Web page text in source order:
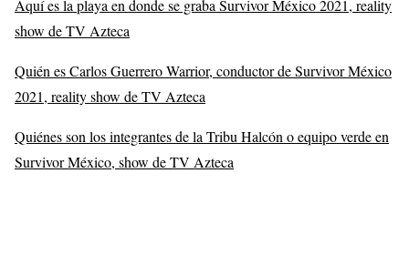
Aquí es la playa en donde se graba Survivor México 2021, reality
show de TV Azteca
Quién es Carlos Guerrero Warrior, conductor de Survivor México
2021, reality show de TV Azteca
Quiénes son los integrantes de la Tribu Halcón o equipo verde en
Survivor México, show de TV Azteca